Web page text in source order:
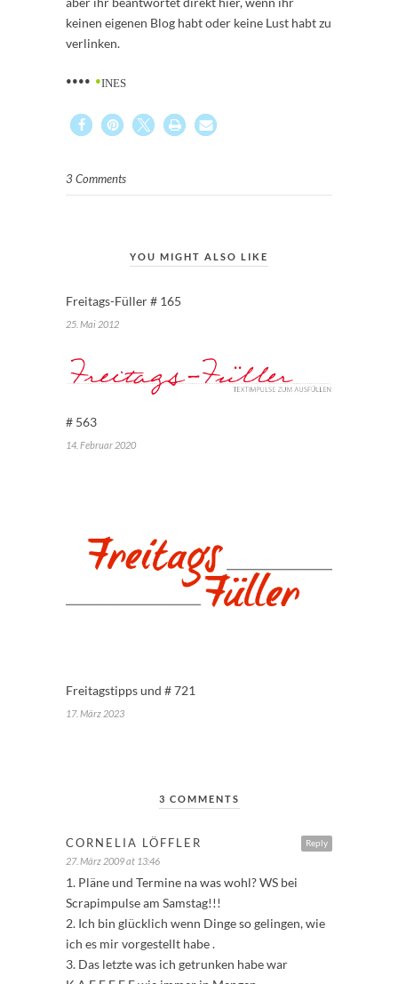
keinen eigenen Blog habt oder keine Lust habt zu
verlinken.
•••• •INES
3 Comments
YOU MIGHT ALSO LIKE
Freitags-Füller # 165
25. Mai 2012
# 563
14. Februar 2020
Freitagstipps und # 721
17. März 2023
3 COMMENTS
Reply
CORNELIA LÖFFLER
27. März 2009 at 13:46
1. Pläne und Termine na was wohl? WS bei
Scrapimpulse am Samstag!!!
2. Ich bin glücklich wenn Dinge so gelingen, wie
ich es mir vorgestellt habe .
3. Das letzte was ich getrunken habe war